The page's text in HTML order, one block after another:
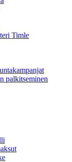
Timle
palkitseminen